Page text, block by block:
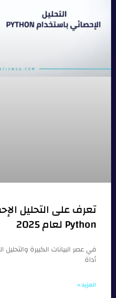
تعرف على التحليل
Python لعام 2025
في عصر البيانات الكبيرة والتحليل
أداة
المزيد »